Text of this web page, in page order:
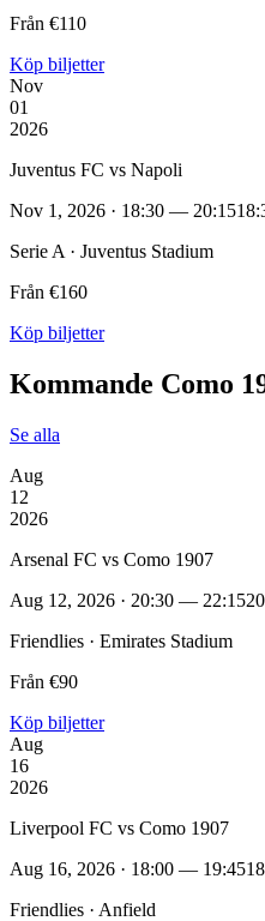
Från €110
Köp biljetter
Nov
01
2026
Juventus FC vs Napoli
Nov 1, 2026 · 18:30 — 20:15
Serie A · Juventus Stadium
Från €160
Köp biljetter
Kommande Como
Se alla
Aug
12
2026
Arsenal FC vs Como 1907
Aug 12, 2026 · 20:30 — 22:15
Friendlies · Emirates Stadium
Från €90
Köp biljetter
Aug
16
2026
Liverpool FC vs Como 1907
Aug 16, 2026 · 18:00 — 19:45
Friendlies · Anfield